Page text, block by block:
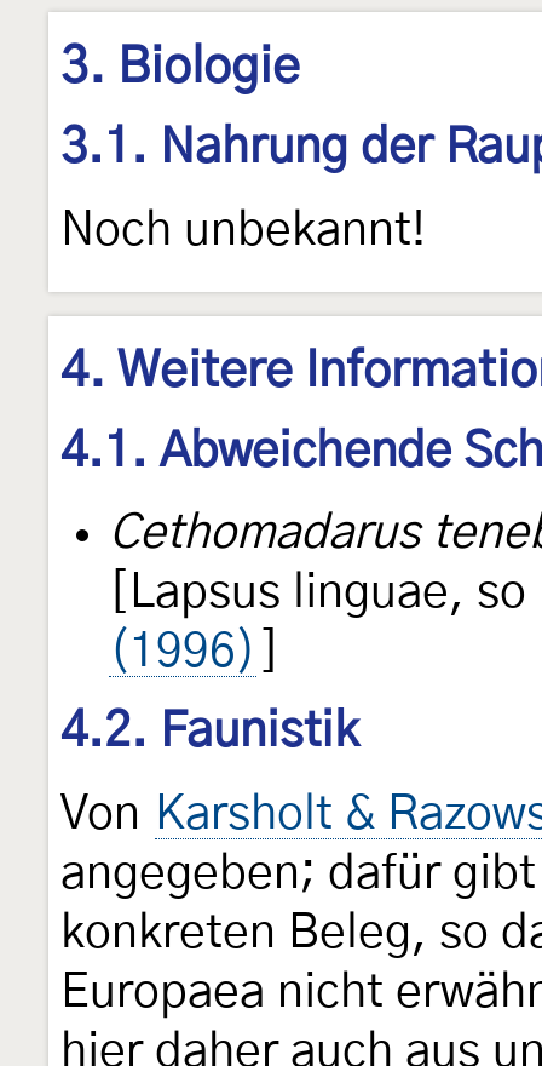
3. Biologie
3.1. Nahrung der
Noch unbekannt!
4. Weitere
4.1. Abweichende
Cethomadarus
[Lapsus linguae,
(1996)
4.2. Faunistik
Von Karsholt &
angegeben; dafür
konkreten Beleg, so
Europaea nicht
hier daher auch aus